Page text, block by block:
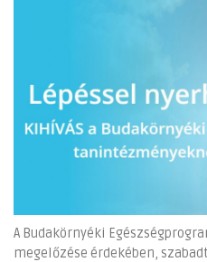
A Budakörnyéki
megelőzése érdekében,